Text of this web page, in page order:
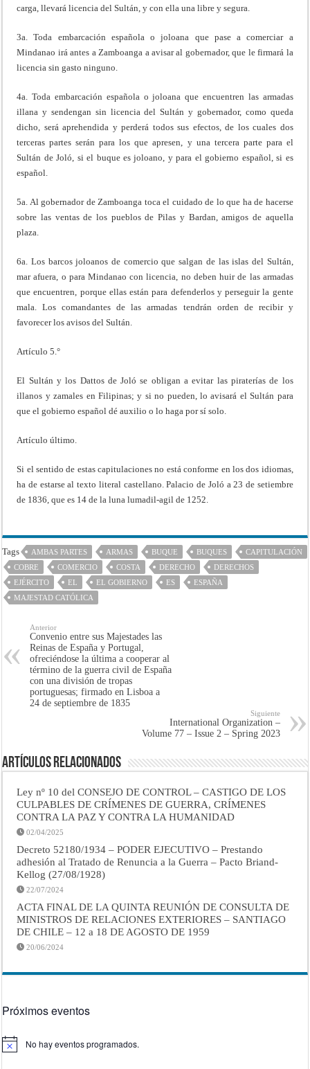
carga, llevará licencia del Sultán, y con ella una libre y segura.
3a. Toda embarcación española o joloana que pase a comerciar a
Mindanao irá antes a Zamboanga a avisar al gobernador, que le firmará la
licencia sin gasto ninguno.
4a. Toda embarcación española o joloana que encuentren las armadas
illana y sendengan sin licencia del Sultán y gobernador, como queda
dicho, será aprehendida y perderá todos sus efectos, de los cuales dos
terceras partes serán para los que apresen, y una tercera parte para el
Sultán de Joló, si el buque es joloano, y para el gobierno español, si es
español.
5a. Al gobernador de Zamboanga toca el cuidado de lo que ha de hacerse
sobre las ventas de los pueblos de Pilas y Bardan, amigos de aquella
plaza.
6a. Los barcos joloanos de comercio que salgan de las islas del Sultán,
mar afuera, o para Mindanao con licencia, no deben huir de las armadas
que encuentren, porque ellas están para defenderlos y perseguir la gente
mala. Los comandantes de las armadas tendrán orden de recibir y
favorecer los avisos del Sultán.
Artículo 5.°
El Sultán y los Dattos de Joló se obligan a evitar las piraterías de los
illanos y zamales en Filipinas; y si no pueden, lo avisará el Sultán para
que el gobierno español dé auxilio o lo haga por sí solo.
Artículo último.
Si el sentido de estas capitulaciones no está conforme en los dos idiomas,
ha de estarse al texto literal castellano. Palacio de Joló a 23 de setiembre
de 1836, que es 14 de la luna lumadil-agil de 1252.
Tags AMBAS PARTES ARMAS BUQUE BUQUES
CAPITULACIÓN
COBRE
COMERCIO COSTA DERECHO
DERECHOS
EJÉRCITO
EL EL GOBIERNO ES
ESPAÑA
MAJESTAD CATÓLICA
Anterior
Convenio entre sus Majestades las
Reinas de España y Portugal,
ofreciéndose la última a cooperar al
término de la guerra civil de España
con una división de tropas
portuguesas; firmado en Lisboa a
24 de septiembre de 1835
Siguiente
International Organization –
Volume 77 – Issue 2 – Spring 2023
Artículos Relacionados
Ley nº 10 del CONSEJO DE CONTROL – CASTIGO DE LOS
CULPABLES DE CRÍMENES DE GUERRA, CRÍMENES
CONTRA LA PAZ Y CONTRA LA HUMANIDAD
02/04/2025
Decreto 52180/1934 – PODER EJECUTIVO – Prestando
adhesión al Tratado de Renuncia a la Guerra – Pacto Briand-
Kellog (27/08/1928)
22/07/2024
ACTA FINAL DE LA QUINTA REUNIÓN DE CONSULTA DE
MINISTROS DE RELACIONES EXTERIORES – SANTIAGO
DE CHILE – 12 a 18 DE AGOSTO DE 1959
20/06/2024
Próximos eventos
Aviso No hay eventos programados.